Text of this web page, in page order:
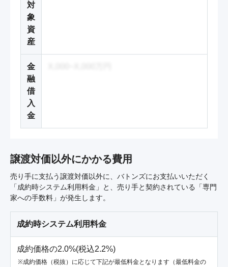
対
象
資
産
金
融
借
入
金
譲渡対価以外にかかる費用
売り手に支払う譲渡対価以外に、バトンズにお支払いいただく
「成約時システム利用料金」と、売り手と契約されている「専門
家への手数料」が発生します。
成約時システム利用料金
成約価格の2.0%(税込2.2%)
成約価格（税抜）に応じて下記が最低料金となります（最低料金の